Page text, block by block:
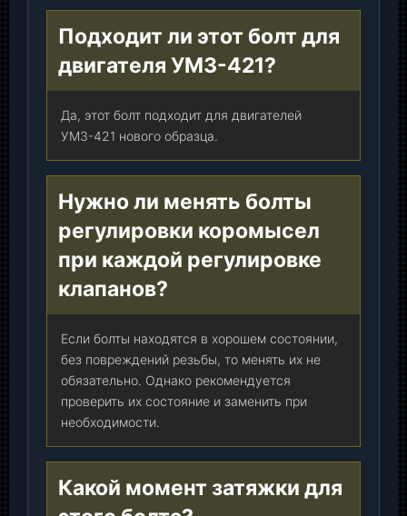
Подходит ли этот болт для
двигателя УМЗ-421?
Да, этот болт подходит для двигателей
УМЗ-421 нового образца.
Нужно ли менять болты
регулировки коромысел
при каждой регулировке
клапанов?
Если болты находятся в хорошем состоянии,
без повреждений резьбы, то менять их не
обязательно. Однако рекомендуется
проверить их состояние и заменить при
необходимости.
Какой момент затяжки для